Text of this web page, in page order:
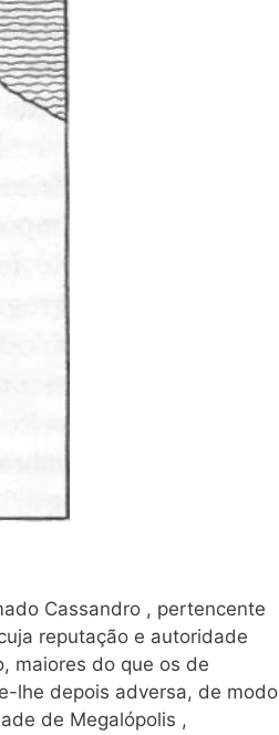
Cassandro , pertencente
reputação e autoridade
maiores do que os de
lhe depois adversa, de modo
de Megalópolis ,